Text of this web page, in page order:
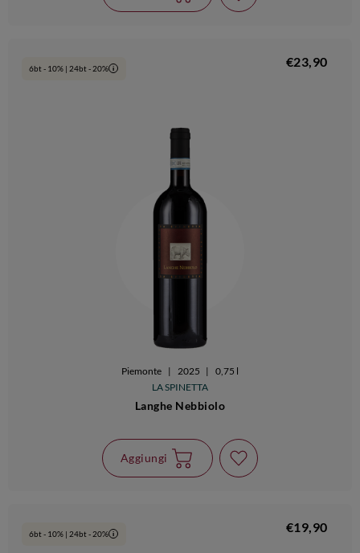
6bt - 10% | 24bt - 20% i €23,90
Piemonte | 2025 | 0,75 l
LA SPINETTA
Langhe Nebbiolo
Aggiungi
6bt - 10% | 24bt - 20% i €19,90